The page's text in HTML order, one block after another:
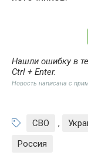
Нашли ошибку в
Ctrl + Enter.
Новость написана с
СВО ,
Россия